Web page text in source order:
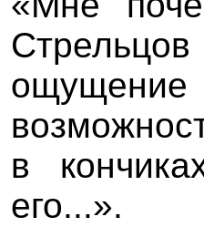
в
его...».